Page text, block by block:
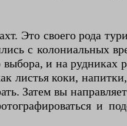
Это своего рода
с колониальных
и на рудниках
листья коки,
Затем вы
и